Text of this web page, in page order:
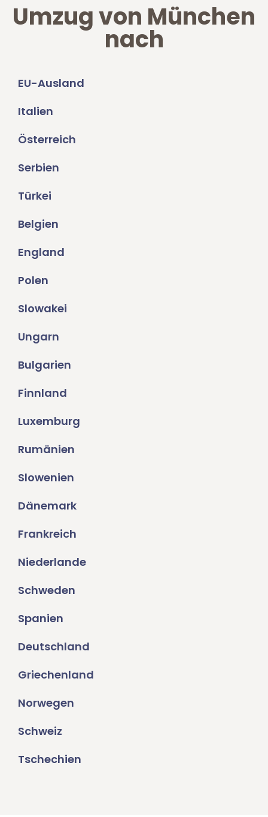
Umzug von München
nach
EU-Ausland
Italien
Österreich
Serbien
Türkei
Belgien
England
Polen
Slowakei
Ungarn
Bulgarien
Finnland
Luxemburg
Rumänien
Slowenien
Dänemark
Frankreich
Niederlande
Schweden
Spanien
Deutschland
Griechenland
Norwegen
Schweiz
Tschechien